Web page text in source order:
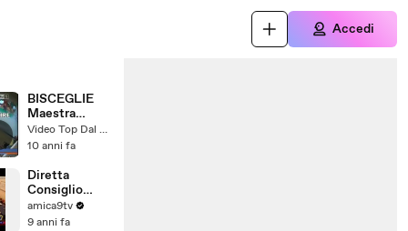
Accedi
BISCEGLIE
Maestra
picchia i
piccoli
Video Top Dal Web
10 anni fa
Diretta
Consiglio
Comunale di
Barletta del
amica9tv
9 anni fa